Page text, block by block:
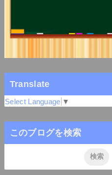
Translate
Select Language ▼
このブログを検索